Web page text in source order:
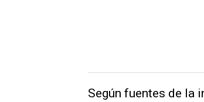
Según fuentes de la